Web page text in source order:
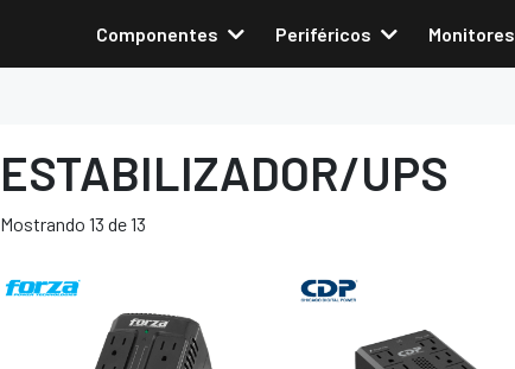
Componentes Periféricos Monitores
ESTABILIZADOR/UPS
Mostrando 13 de 13